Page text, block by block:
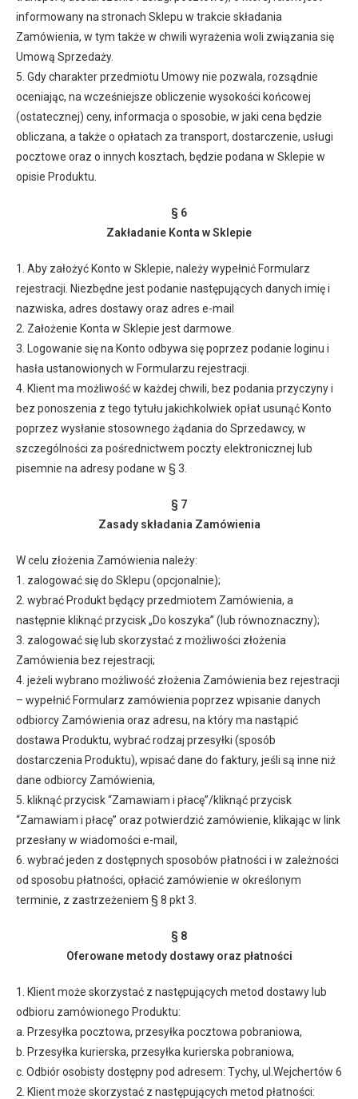
informowany na stronach Sklepu w trakcie składania
Zamówienia, w tym także w chwili wyrażenia woli związania się
Umową Sprzedaży.
5. Gdy charakter przedmiotu Umowy nie pozwala, rozsądnie
oceniając, na wcześniejsze obliczenie wysokości końcowej
(ostatecznej) ceny, informacja o sposobie, w jaki cena będzie
obliczana, a także o opłatach za transport, dostarczenie, usługi
pocztowe oraz o innych kosztach, będzie podana w Sklepie w
opisie Produktu.
§ 6
Zakładanie Konta w Sklepie
1. Aby założyć Konto w Sklepie, należy wypełnić Formularz
rejestracji. Niezbędne jest podanie następujących danych imię i
nazwiska, adres dostawy oraz adres e-mail
2. Założenie Konta w Sklepie jest darmowe.
3. Logowanie się na Konto odbywa się poprzez podanie loginu i
hasła ustanowionych w Formularzu rejestracji.
4. Klient ma możliwość w każdej chwili, bez podania przyczyny i
bez ponoszenia z tego tytułu jakichkolwiek opłat usunąć Konto
poprzez wysłanie stosownego żądania do Sprzedawcy, w
szczególności za pośrednictwem poczty elektronicznej lub
pisemnie na adresy podane w § 3.
§ 7
Zasady składania Zamówienia
W celu złożenia Zamówienia należy:
1. zalogować się do Sklepu (opcjonalnie);
2. wybrać Produkt będący przedmiotem Zamówienia, a
następnie kliknąć przycisk „Do koszyka” (lub równoznaczny);
3. zalogować się lub skorzystać z możliwości złożenia
Zamówienia bez rejestracji;
4. jeżeli wybrano możliwość złożenia Zamówienia bez rejestracji
– wypełnić Formularz zamówienia poprzez wpisanie danych
odbiorcy Zamówienia oraz adresu, na który ma nastąpić
dostawa Produktu, wybrać rodzaj przesyłki (sposób
dostarczenia Produktu), wpisać dane do faktury, jeśli są inne niż
dane odbiorcy Zamówienia,
5. kliknąć przycisk “Zamawiam i płacę”/kliknąć przycisk
“Zamawiam i płacę” oraz potwierdzić zamówienie, klikając w link
przesłany w wiadomości e-mail,
6. wybrać jeden z dostępnych sposobów płatności i w zależności
od sposobu płatności, opłacić zamówienie w określonym
terminie, z zastrzeżeniem § 8 pkt 3.
§ 8
Oferowane metody dostawy oraz płatności
1. Klient może skorzystać z następujących metod dostawy lub
odbioru zamówionego Produktu:
a. Przesyłka pocztowa, przesyłka pocztowa pobraniowa,
b. Przesyłka kurierska, przesyłka kurierska pobraniowa,
c. Odbiór osobisty dostępny pod adresem: Tychy, ul.Wejchertów 6
2. Klient może skorzystać z następujących metod płatności: